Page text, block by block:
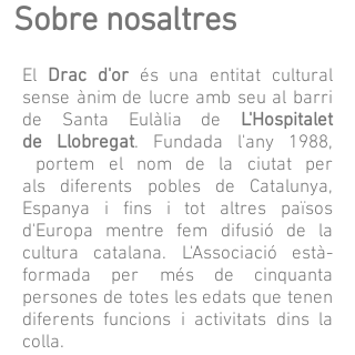
Sobre nosaltres
El Drac d'orés una entitat cultural
sense ànim de lucre amb seu al barri
de Santa Eulàlia de L'Hospitalet
de Llobregat. Fund­ada l'­any 198­8,
portem el nom de la ciutat per
als diferents pobles de Catalunya,
Espanya i fins i tot altres països
d'Europa mentre fem difusió de la
cultura catalana. L'Associac­ió està­
formada per més de cinquanta
persones de totes les edats que tenen
diferents funcions i activitats dins la
colla.